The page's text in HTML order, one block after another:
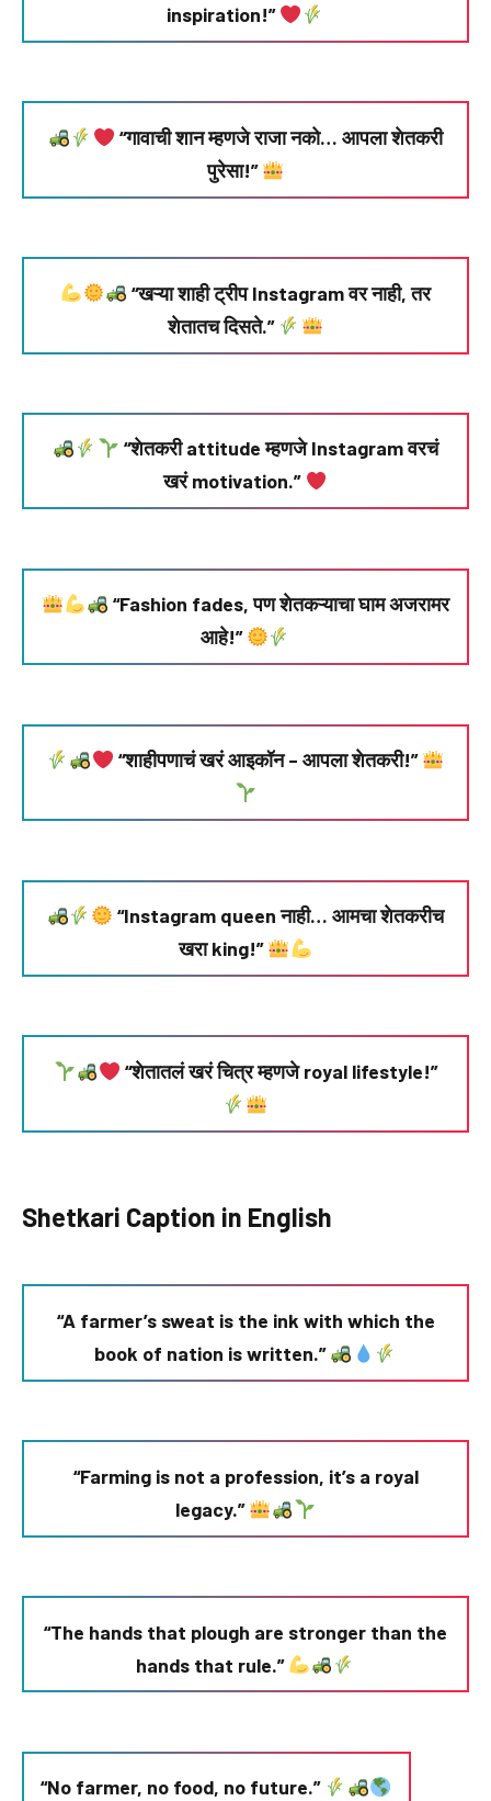
inspiration!”
“गावाची शान म्हणजे राजा नको… आपला शेतकरी
पुरेसा!”
“खऱ्या शाही ट्रीप Instagram वर नाही, तर
शेतातच दिसते.”
“शेतकरी attitude म्हणजे Instagram वरचं
खरं motivation.”
“Fashion fades, पण शेतकऱ्याचा घाम अजरामर
आहे!”
“शाहीपणाचं खरं आइकॉन – आपला शेतकरी!”
“Instagram queen नाही… आमचा शेतकरीच
खरा king!”
“शेतातलं खरं चित्र म्हणजे royal lifestyle!”
Shetkari Caption in English
“A farmer’s sweat is the ink with which the
book of nation is written.”
“Farming is not a profession, it’s a royal
legacy.”
“The hands that plough are stronger than the
hands that rule.”
“No farmer, no food, no future.”